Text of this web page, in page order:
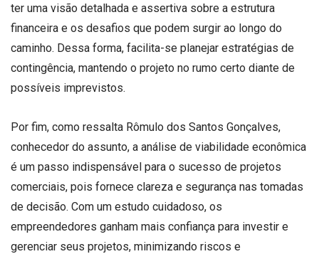
ter uma visão detalhada e assertiva sobre a estrutura
financeira e os desafios que podem surgir ao longo do
caminho. Dessa forma, facilita-se planejar estratégias de
contingência, mantendo o projeto no rumo certo diante de
possíveis imprevistos.
Por fim, como ressalta Rômulo dos Santos Gonçalves,
conhecedor do assunto, a análise de viabilidade econômica
é um passo indispensável para o sucesso de projetos
comerciais, pois fornece clareza e segurança nas tomadas
de decisão. Com um estudo cuidadoso, os
empreendedores ganham mais confiança para investir e
gerenciar seus projetos, minimizando riscos e